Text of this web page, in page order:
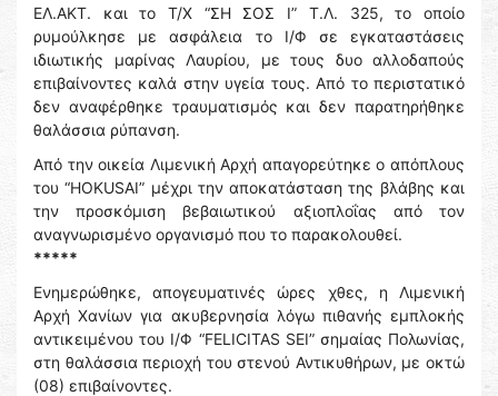
ΕΛ.ΑΚΤ. και το Τ/Χ “ΣΗ ΣΟΣ Ι” Τ.Λ. 325, το οποίο
ρυμούλκησε με ασφάλεια το Ι/Φ σε εγκαταστάσεις
ιδιωτικής μαρίνας Λαυρίου, με τους δυο αλλοδαπούς
επιβαίνοντες καλά στην υγεία τους. Από το περιστατικό
δεν αναφέρθηκε τραυματισμός και δεν παρατηρήθηκε
θαλάσσια ρύπανση.
Από την οικεία Λιμενική Αρχή απαγορεύτηκε ο απόπλους
του “HOKUSAI” μέχρι την αποκατάσταση της βλάβης και
την προσκόμιση βεβαιωτικού αξιοπλοΐας από τον
αναγνωρισμένο οργανισμό που το παρακολουθεί.
*****
Ενημερώθηκε, απογευματινές ώρες χθες, η Λιμενική
Αρχή Χανίων για ακυβερνησία λόγω πιθανής εμπλοκής
αντικειμένου του Ι/Φ “FELICITAS SEI” σημαίας Πολωνίας,
στη θαλάσσια περιοχή του στενού Αντικυθήρων, με οκτώ
(08) επιβαίνοντες.